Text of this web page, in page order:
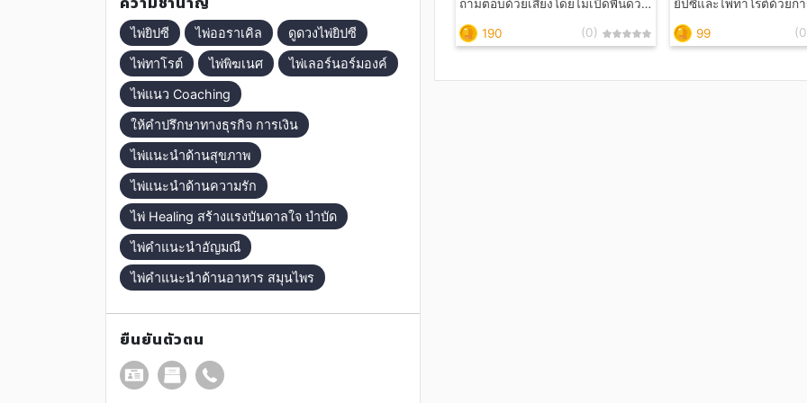
ไพ่ยิปซี ไพ่ออราเคิล
ดูดวงไพ่ยิปซี
ไพ่ทาโรต์
ไพ่พิฆเนศ
ไพ่เลอร์นอร์มองค์
ไพ่แนว Coaching
ให้คำปรึกษาทางธุรกิจ การเงิน
ไพ่แนะนำด้านสุขภาพ
ไพ่แนะนำด้านความรัก
ไพ่ Healing สร้างแรงบันดาลใจ บำบัด
ไพ่คำแนะนำอัญมณี
ไพ่คำแนะนำด้านอาหาร สมุนไพร
ยืนยันตัวตน
ถามตอบด้วยเสียงโดยไม่เปิดพื้นดวง
มาภายในเวลา 25 นาที ในแต่ละ
คำถามมีการส่งรูปหน้าไพ่ให้เพื่อ
ทางข้อความ ได้รับคำตอบที่ชัดเจน
190 (0)
ยิปซีและไพ่ทาโร่ต์ด้วยก
เห็นภาพชัดเจนขึ้น ได้แน
ปัญหา ครอบคลุมด้านกา
99